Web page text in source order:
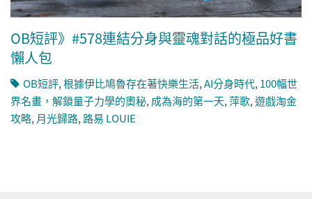
OB短評》#578連結分身與靈魂對話的極品好書
懶人包
OB短評,根據伊比鳩魯存在著快樂生活,AI分身時代,100幅世
界名畫，解鎖量子力學的奧秘,成為海的第一天,萍歌,遊戲淘金
攻略,月光歸路,路易 LOUIE